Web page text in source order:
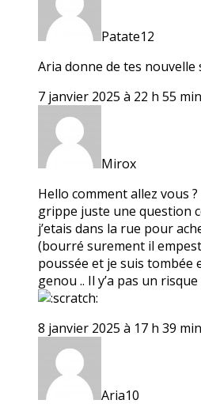
Patate12
Aria donne de tes nouvelle
7 janvier 2025 à 22 h 55 min
Mirox
Hello comment allez vous
grippe juste une question
j’etais dans la rue pour
(bourré surement il
poussée et je suis tombée
genou .. Il y’a pas un
8 janvier 2025 à 17 h 39 min
Aria10